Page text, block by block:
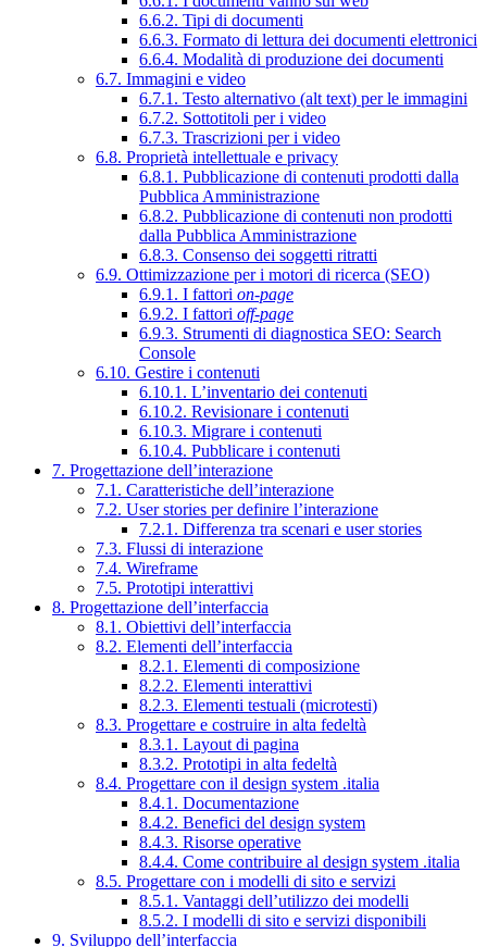
6.6.2. Tipi di documenti
6.6.3. Formato di lettura dei documenti elettronici
6.6.4. Modalità di produzione dei documenti
6.7. Immagini e video
6.7.1. Testo alternativo (alt text) per le immagini
6.7.2. Sottotitoli per i video
6.7.3. Trascrizioni per i video
6.8. Proprietà intellettuale e privacy
6.8.1. Pubblicazione di contenuti prodotti dalla
Pubblica Amministrazione
6.8.2. Pubblicazione di contenuti non prodotti
dalla Pubblica Amministrazione
6.8.3. Consenso dei soggetti ritratti
6.9. Ottimizzazione per i motori di ricerca (SEO)
6.9.1. I fattori on-page
6.9.2. I fattori off-page
6.9.3. Strumenti di diagnostica SEO: Search
Console
6.10. Gestire i contenuti
6.10.1. L’inventario dei contenuti
6.10.2. Revisionare i contenuti
6.10.3. Migrare i contenuti
6.10.4. Pubblicare i contenuti
7. Progettazione dell’interazione
7.1. Caratteristiche dell’interazione
7.2. User stories per definire l’interazione
7.2.1. Differenza tra scenari e user stories
7.3. Flussi di interazione
7.4. Wireframe
7.5. Prototipi interattivi
8. Progettazione dell’interfaccia
8.1. Obiettivi dell’interfaccia
8.2. Elementi dell’interfaccia
8.2.1. Elementi di composizione
8.2.2. Elementi interattivi
8.2.3. Elementi testuali (microtesti)
8.3. Progettare e costruire in alta fedeltà
8.3.1. Layout di pagina
8.3.2. Prototipi in alta fedeltà
8.4. Progettare con il design system .italia
8.4.1. Documentazione
8.4.2. Benefici del design system
8.4.3. Risorse operative
8.4.4. Come contribuire al design system .italia
8.5. Progettare con i modelli di sito e servizi
8.5.1. Vantaggi dell’utilizzo dei modelli
8.5.2. I modelli di sito e servizi disponibili
9. Sviluppo dell’interfaccia